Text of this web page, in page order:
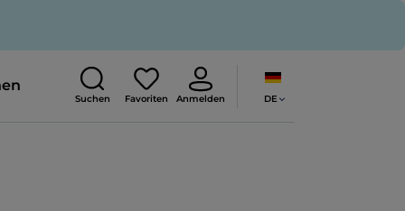
Suchen Favoriten Anmelden DE